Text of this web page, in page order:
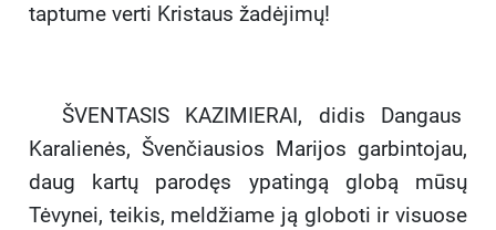
taptume verti Kristaus žadėjimų!
ŠVENTASIS KAZIMIERAI, didis Dangaus
Karalienės, Švenčiausios Marijos garbintojau,
daug kartų parodęs ypatingą globą mūsų
Tėvynei, teikis, meldžiame ją globoti ir visuose